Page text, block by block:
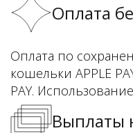
Оплата
Оплата по
кошельки APPLE
PAY.
Выплаты